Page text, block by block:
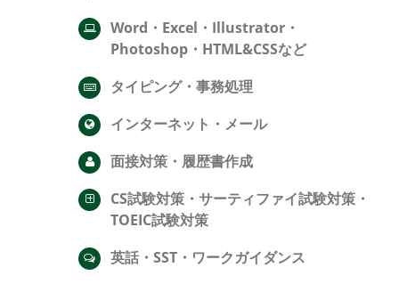
Word・Excel・Illustrator・
Photoshop・HTML&CSSなど
タイピング・事務処理
インターネット・メール
面接対策・履歴書作成
CS試験対策・サーティファイ試験対策・
TOEIC試験対策
英話・SST・ワークガイダンス